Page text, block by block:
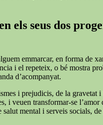
els seus dos
emmarcar, en forma de
i el repeteix, o bé mostra
d’acompanyat.
i prejudicis, de la gravetat i
i veuen transformar-se l’amor
mental i serveis socials,